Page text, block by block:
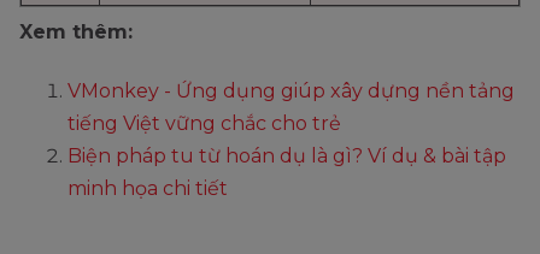
Xem thêm:
VMonkey - Ứng dụng giúp xây dựng nền tảng
tiếng Việt vững chắc cho trẻ
Biện pháp tu từ hoán dụ là gì? Ví dụ & bài tập
minh họa chi tiết